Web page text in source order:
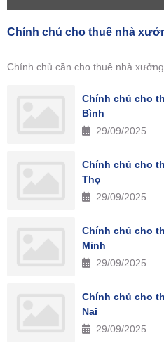
Chính chủ cho thuê nhà
Chính chủ cần cho thuê nhà
Chính chủ cho
Bình
29/09/2025
Chính chủ cho
Thọ
29/09/2025
Chính chủ cho
Minh
29/09/2025
Chính chủ cho
Nai
29/09/2025